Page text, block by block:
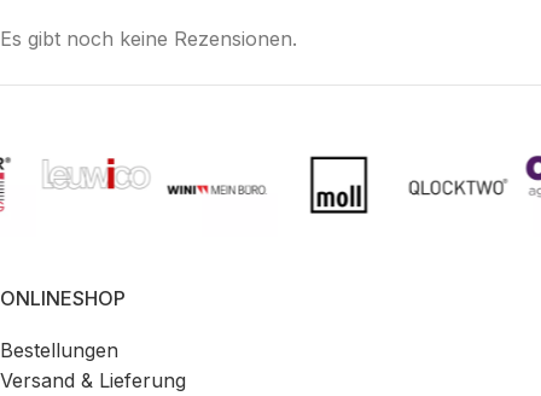
Es gibt noch keine Rezensionen.
ONLINESHOP
Bestellungen
Versand & Lieferung